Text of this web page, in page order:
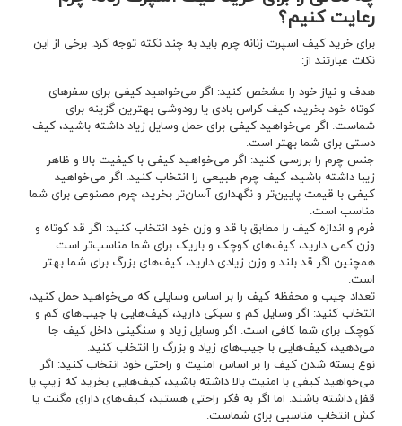
رعایت کنیم؟
برای خرید کیف اسپرت زنانه چرم باید به چند نکته توجه کرد. برخی از این
نکات عبارتند از:
هدف و نیاز خود را مشخص کنید: اگر می‌خواهید کیفی برای سفرهای
کوتاه خود بخرید، کیف کراس بادی یا رودوشی بهترین گزینه برای
شماست. اگر می‌خواهید کیفی برای حمل وسایل زیاد داشته باشید، کیف
دستی برای شما بهتر است.
جنس چرم را بررسی کنید: اگر می‌خواهید کیفی با کیفیت بالا و ظاهر
زیبا داشته باشید، کیف چرم طبیعی را انتخاب کنید. اگر می‌خواهید
کیفی با قیمت پایین‌تر و نگهداری آسان‌تر بخرید، چرم مصنوعی برای شما
مناسب است.
فرم و اندازه کیف را مطابق با قد و وزن خود انتخاب کنید: اگر قد کوتاه و
وزن کمی دارید، کیف‌های کوچک و باریک برای شما مناسب‌تر است.
همچنین اگر قد بلند و وزن زیادی دارید، کیف‌های بزرگ برای شما بهتر
است.
تعداد جیب و محفظه کیف را بر اساس وسایلی که می‌خواهید حمل کنید،
انتخاب کنید: اگر وسایل کم و سبکی دارید، کیف‌هایی با جیب‌های کم و
کوچک برای شما کافی است. اگر وسایل زیاد و سنگینی داخل کیف جا
می‌دهید، کیف‌هایی با جیب‌های زیاد و بزرگ را انتخاب کنید.
نوع بسته شدن کیف را بر اساس امنیت و راحتی خود انتخاب کنید: اگر
می‌خواهید کیفی با امنیت بالا داشته باشید، کیف‌هایی بخرید که زیپ یا
قفل داشته باشند. اما اگر به فکر راحتی هستید، کیف‌های دارای مگنت یا
کش انتخاب مناسبی برای شماست.